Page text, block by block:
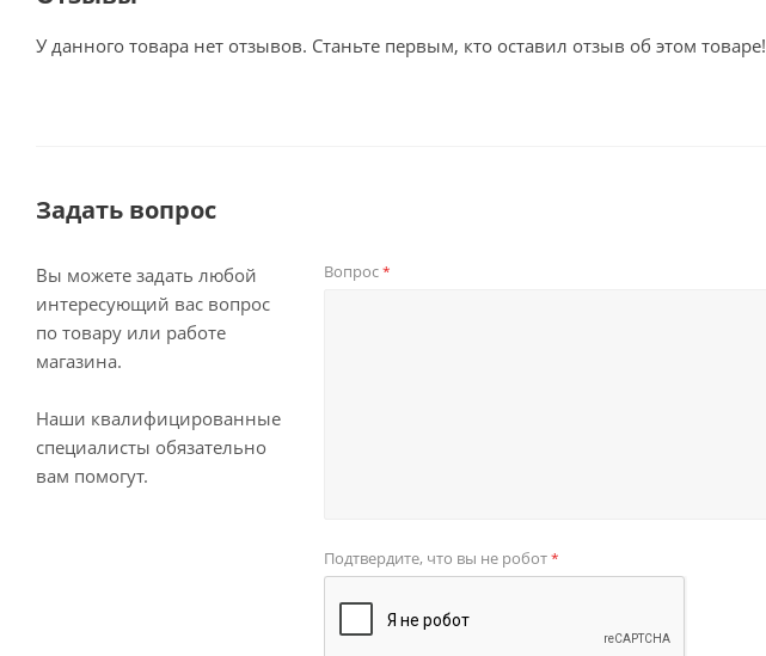
У данного товара нет отзывов. Станьте первым, кто оставил отзыв об этом товаре!
Задать вопрос
Вы можете задать любой
интересующий вас вопрос
по товару или работе
магазина.
Наши квалифицированные
специалисты обязательно
вам помогут.
Вопрос*
Подтвердите, что вы не робот*